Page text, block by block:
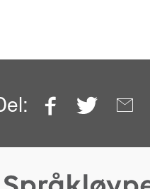
Facebook
Twitter